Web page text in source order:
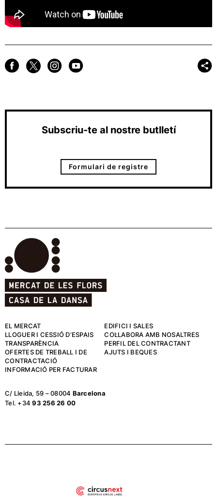
Subscriu-te al nostre butlletí
Formulari de registre
EL MERCAT
EDIFICI I SALES
LLOGUER I CESSIÓ D’ESPAIS
COL·LABORA AMB NOSALTRES
TRANSPARÈNCIA
PERFIL DEL CONTRACTANT
OFERTES DE TREBALL I DE
CONTRACTACIÓ
AJUTS I BEQUES
INFORMACIÓ PER FACTURAR
C/ Lleida, 59 – 08004 Barcelona
Tel. +3493 256 26 00